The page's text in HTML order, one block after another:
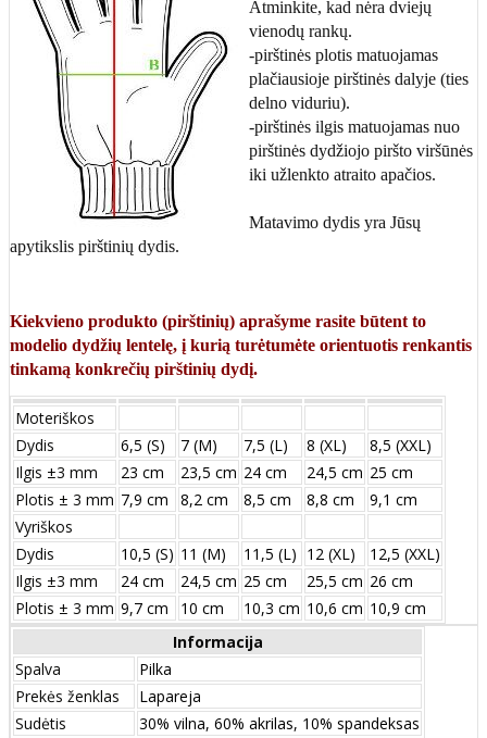
Atminkite, kad nėra dviejų
vienodų rankų.
-pirštinės plotis matuojamas
plačiausioje pirštinės dalyje (ties
delno viduriu).
-pirštinės ilgis matuojamas nuo
pirštinės dydžiojo piršto viršūnės
iki užlenkto atraito apačios.
Matavimo dydis yra Jūsų
apytikslis pirštinių dydis.
Kiekvieno produkto (pirštinių) aprašyme rasite būtent to
modelio dydžių lentelę, į kurią turėtumėte orientuotis renkantis
tinkamą konkrečių pirštinių dydį.
Moteriškos
Dydis
6,5 (S) 7 (M) 7,5 (L) 8 (XL)
8,5 (XXL)
Ilgis ±3 mm
23 cm 23,5 cm 24 cm 24,5 cm 25 cm
Plotis ± 3 mm 7,9 cm 8,2 cm 8,5 cm 8,8 cm
9,1 cm
Vyriškos
Dydis
10,5 (S) 11 (M) 11,5 (L) 12 (XL)
12,5 (XXL)
Ilgis ±3 mm
24 сm 24,5 сm 25 сm 25,5 сm 26 сm
Plotis ± 3 mm 9,7 сm 10 сm 10,3 сm 10,6 сm 10,9 сm
Informacija
Spalva
Pilka
Prekės ženklas
Lapareja
Sudėtis
30% vilna, 60% akrilas, 10% spandeksas